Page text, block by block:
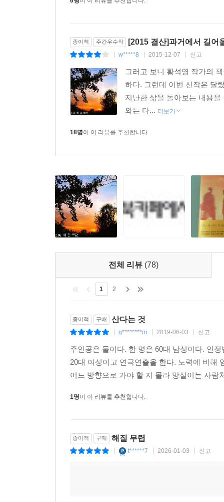
종이책 주간우수작 [2015 결산]과거에서 길어
w*****8 2015-12-07 신고
그러고 보니 황석영 작가의
하다. 그런데 이번 신작은 달
지난한 삶을 돌아보는 내용
와는 다... 더보기
18명이 이 리뷰를 추천합니다.
전체 리뷰 (78)
1 2
종이책 구매 산다는 것
g********m 2019-06-03 신고
주인공은 둘이다. 한 명은 60대 남성이다. 인
20대 여성이고 연극연출을 한다. 노력에 비해
어느 방향으로 가야 할 지 몰라 망설이는 사
1명이 이 리뷰를 추천합니다.
종이책 구매 해질 무렵
t******7 2026-01-03 신고